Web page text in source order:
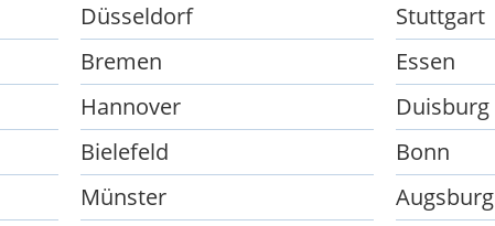
Düsseldorf Stuttgart
Bremen Essen
Hannover Duisburg
Bielefeld Bonn
Münster Augsburg